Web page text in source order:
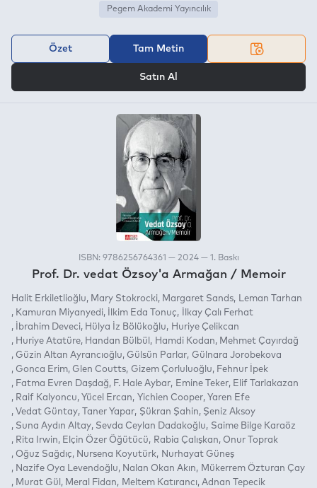
Pegem Akademi Yayıncılık
Özet Tam Metin
Satın Al
ISBN: 9786256764361 — 2024 — 1. Baskı
Prof. Dr. vedat Özsoy'a Armağan / Memoir
Halit Erkiletlioğlu Mary Stokrocki Margaret Sands
Leman Tarhan
Kamuran Miyanyedi
İlkim Eda Tonuç
İlkay Çalı Ferhat
İbrahim Deveci
Hülya İz Bölükoğlu
Huriye Çelikcan
Huriye Atatüre
Handan Bülbül Hamdi Kodan
Mehmet Çayırdağ
Güzin Altan Ayrancıoğlu
Gülsün Parlar
Gülnara Jorobekova
Gonca Erim Glen Coutts Gizem Çorluluoğlu
Fehnur İpek
Fatma Evren Daşdağ
F. Hale Aybar Emine Teker
Elif Tarlakazan
Raif Kalyoncu
Yücel Ercan Yichien Cooper Yaren Efe
Vedat Güntay
Taner Yapar Şükran Şahin
Şeniz Aksoy
Suna Aydın Altay Sevda Ceylan Dadakoğlu
Saime Bilge Karaöz
Rita Irwin
Elçin Özer Öğütücü Rabia Çalışkan
Onur Toprak
Oğuz Sağdıç
Nursena Koyutürk
Nurhayat Güneş
Nazife Oya Levendoğlu
Nalan Okan Akın
Mükerrem Özturan Çay
Murat Gül
Meral Fidan Meltem Katırancı Adnan Tepecik